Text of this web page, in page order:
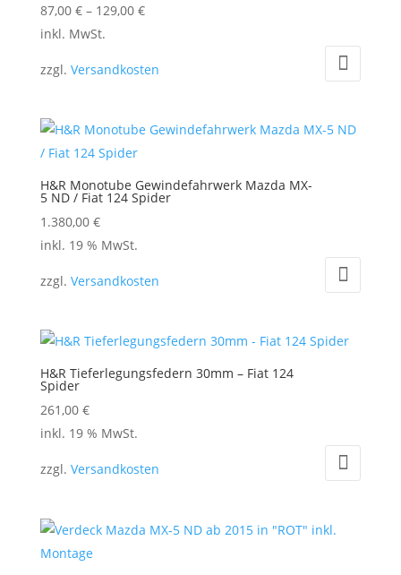
87,00 €– 129,00 €
Dieses
weist
Varianten
auf.
Optionen
können
auf
Produktseite
werden
inkl. MwSt.
zzgl. Versandkosten
H&R Monotube Gewindefahrwerk Mazda MX-
5 ND / Fiat 124 Spider
1.380,00 €
inkl. 19 % MwSt.
zzgl. Versandkosten
H&R Tieferlegungsfedern 30mm – Fiat 124
Spider
261,00 €
inkl. 19 % MwSt.
zzgl. Versandkosten